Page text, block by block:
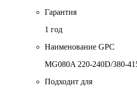
Гарантия
1 год
Наименование GPC
MG080A 220-240D/380-
Подходит для